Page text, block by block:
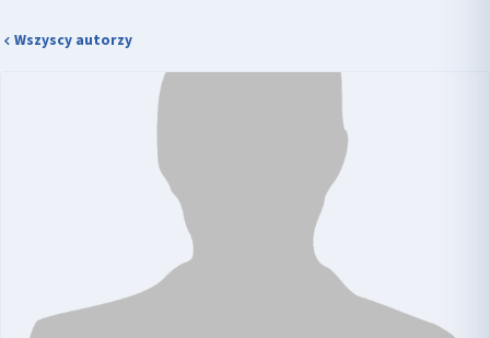
Wszyscy autorzy